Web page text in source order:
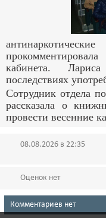
кабинета.
последствиях
Сотрудник отдела
рассказала о
провести весенние
08.08.2026 в 22:35
Оценок нет
Комментариев нет